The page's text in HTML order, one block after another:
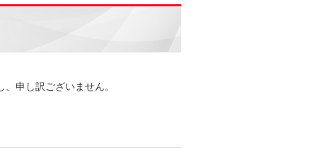
申し訳ございません。